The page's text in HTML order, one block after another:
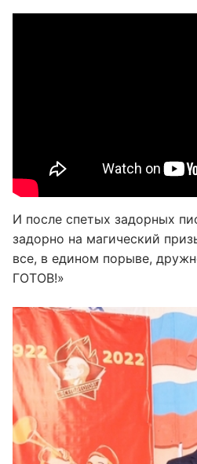
И после спетых задорных
задорно на магический
все, в едином порыве,
ГОТОВ!»